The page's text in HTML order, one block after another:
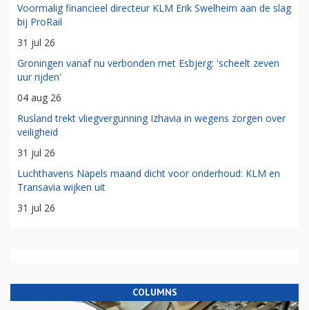
Voormalig financieel directeur KLM Erik Swelheim aan de slag
bij ProRail
31 jul 26
Groningen vanaf nu verbonden met Esbjerg: 'scheelt zeven
uur rijden'
04 aug 26
Rusland trekt vliegvergunning Izhavia in wegens zorgen over
veiligheid
31 jul 26
Luchthavens Napels maand dicht voor onderhoud: KLM en
Transavia wijken uit
31 jul 26
COLUMNS